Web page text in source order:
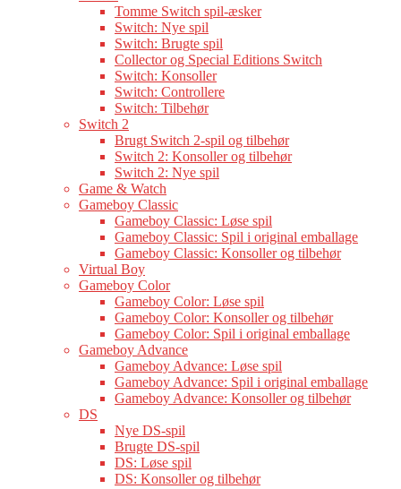
Tomme Switch spil-æsker
Switch: Nye spil
Switch: Brugte spil
Collector og Special Editions Switch
Switch: Konsoller
Switch: Controllere
Switch: Tilbehør
Switch 2
Brugt Switch 2-spil og tilbehør
Switch 2: Konsoller og tilbehør
Switch 2: Nye spil
Game & Watch
Gameboy Classic
Gameboy Classic: Løse spil
Gameboy Classic: Spil i original emballage
Gameboy Classic: Konsoller og tilbehør
Virtual Boy
Gameboy Color
Gameboy Color: Løse spil
Gameboy Color: Konsoller og tilbehør
Gameboy Color: Spil i original emballage
Gameboy Advance
Gameboy Advance: Løse spil
Gameboy Advance: Spil i original emballage
Gameboy Advance: Konsoller og tilbehør
DS
Nye DS-spil
Brugte DS-spil
DS: Løse spil
DS: Konsoller og tilbehør